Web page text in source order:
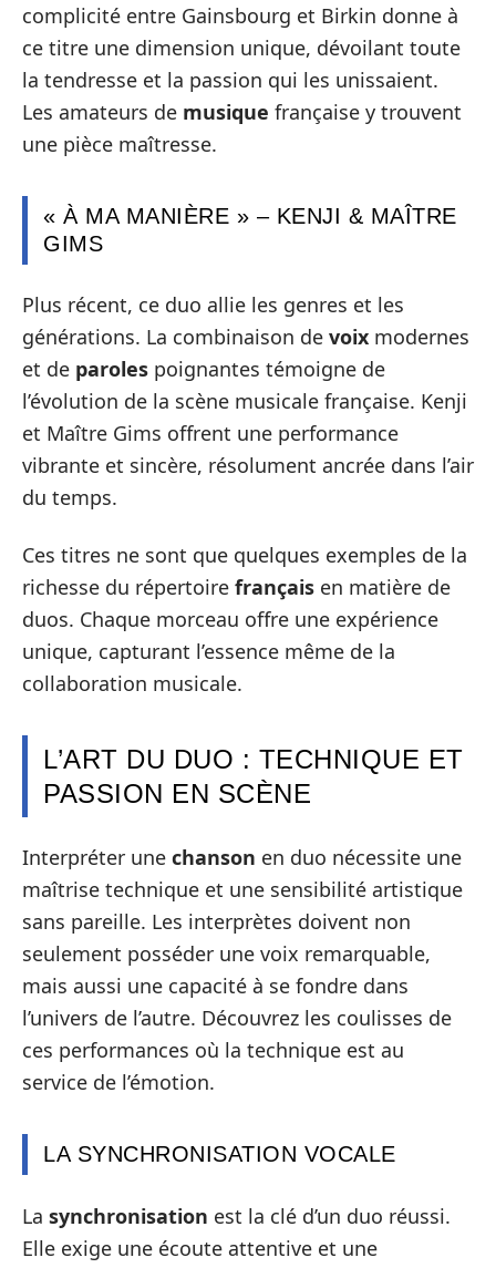
complicité entre Gainsbourg et Birkin donne à
ce titre une dimension unique, dévoilant toute
la tendresse et la passion qui les unissaient.
Les amateurs de musique française y trouvent
une pièce maîtresse.
« À MA MANIÈRE » – KENJI & MAÎTRE
GIMS
Plus récent, ce duo allie les genres et les
générations. La combinaison de voix modernes
et de paroles poignantes témoigne de
l’évolution de la scène musicale française. Kenji
et Maître Gims offrent une performance
vibrante et sincère, résolument ancrée dans l’air
du temps.
Ces titres ne sont que quelques exemples de la
richesse du répertoire français en matière de
duos. Chaque morceau offre une expérience
unique, capturant l’essence même de la
collaboration musicale.
L’ART DU DUO : TECHNIQUE ET
PASSION EN SCÈNE
Interpréter une chanson en duo nécessite une
maîtrise technique et une sensibilité artistique
sans pareille. Les interprètes doivent non
seulement posséder une voix remarquable,
mais aussi une capacité à se fondre dans
l’univers de l’autre. Découvrez les coulisses de
ces performances où la technique est au
service de l’émotion.
LA SYNCHRONISATION VOCALE
La synchronisation est la clé d’un duo réussi.
Elle exige une écoute attentive et une